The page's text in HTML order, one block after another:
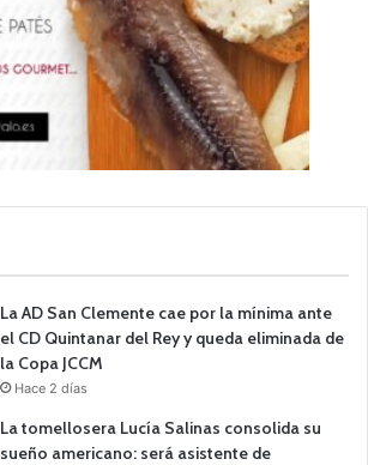
La AD San Clemente cae por la mínima ante
el CD Quintanar del Rey y queda eliminada de
la Copa JCCM
Hace 2 días
La tomellosera Lucía Salinas consolida su
sueño americano: será asistente de